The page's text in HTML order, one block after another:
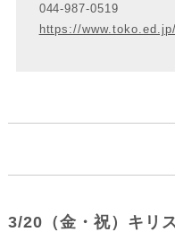
044-987-0519
https://
3/20（金・祝）キリ